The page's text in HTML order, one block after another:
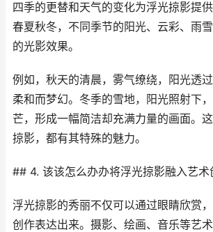
四季的更替和天气的变化为浮光掠影提供
春夏秋冬，不同季节的阳光、云彩、雨
的光影效果。
例如，秋天的清晨，雾气缭绕，阳光透
柔和而梦幻。冬季的雪地，阳光照射下
芒，形成一幅简洁却充满力量的画面。
掠影，都有其特殊的魅力。
## 4. 该该怎么办办将浮光掠影融入艺术
浮光掠影的秀丽不仅可以通过眼睛欣赏
创作表达出来。摄影、绘画、音乐等艺